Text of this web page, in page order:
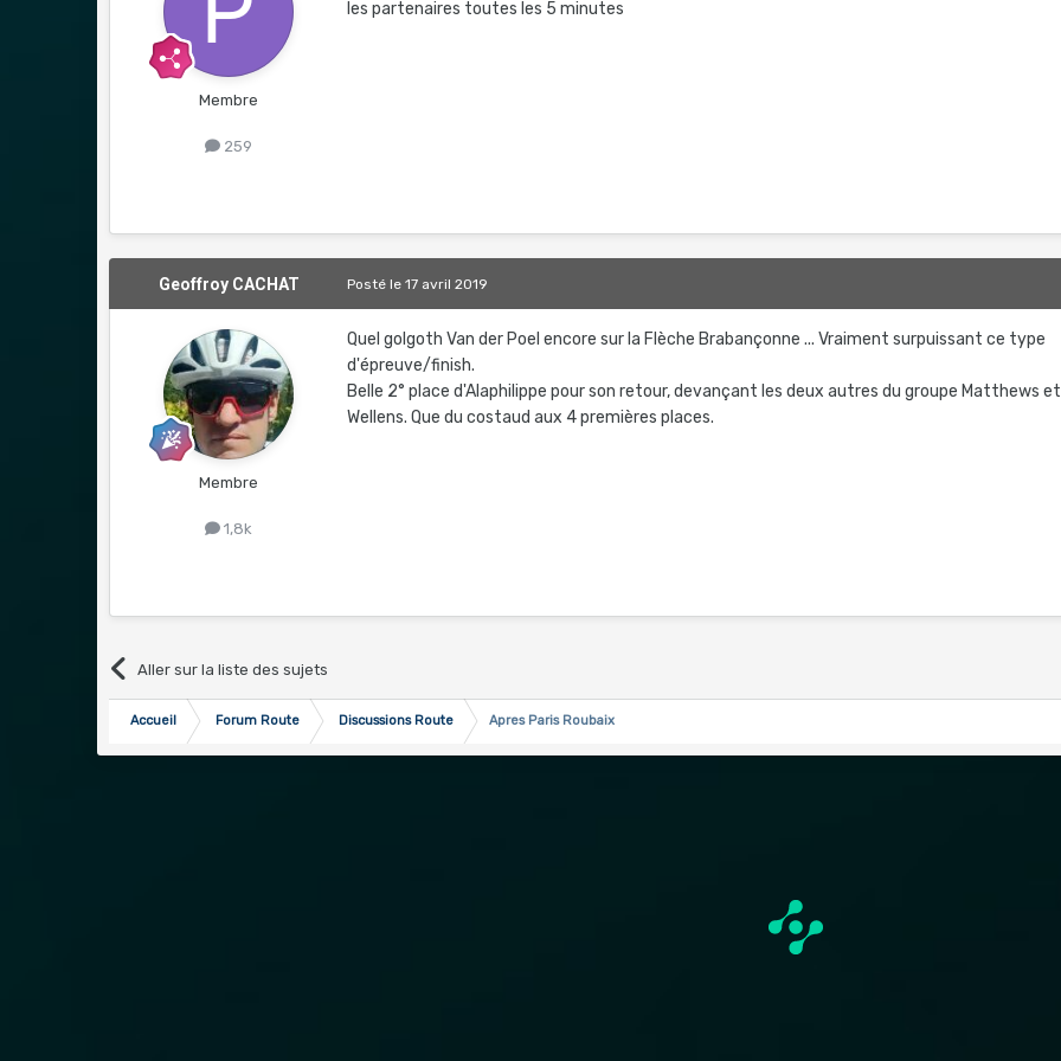
Membre
259
les partenaires toutes les 5 minutes
Geoffroy CACHAT
Membre
1,8k
Postéle 17 avril 2019
Quel golgoth Van der Poel encore sur la Flèche Brabançonne ... Vraiment surpuissant ce type
d'épreuve/finish.
Belle 2° place d'Alaphilippe pour son retour, devançant les deux autres du groupe Matthews et
Wellens. Que du costaud aux 4 premières places.
Aller sur la liste des sujets
Accueil Forum Route Discussions Route Apres Paris Roubaix